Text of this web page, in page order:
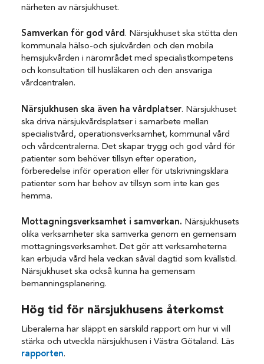
närheten av närsjukhuset.
Samverkan för god vård. Närsjukhuset ska stötta den
kommunala hälso-och sjukvården och den mobila
hemsjukvården i närområdet med specialistkompetens
och konsultation till husläkaren och den ansvariga
vårdcentralen.
Närsjukhusen ska även ha vårdplatser. Närsjukhuset
ska driva närsjukvårdsplatser i samarbete mellan
specialistvård, operationsverksamhet, kommunal vård
och vårdcentralerna. Det skapar trygg och god vård för
patienter som behöver tillsyn efter operation,
förberedelse inför operation eller för utskrivningsklara
patienter som har behov av tillsyn som inte kan ges
hemma.
Mottagningsverksamhet i samverkan. Närsjukhusets
olika verksamheter ska samverka genom en gemensam
mottagningsverksamhet. Det gör att verksamheterna
kan erbjuda vård hela veckan såväl dagtid som kvällstid.
Närsjukhuset ska också kunna ha gemensam
bemanningsplanering.
Hög tid för närsjukhusens återkomst
Liberalerna har släppt en särskild rapport om hur vi vill
stärka och utveckla närsjukhusen i Västra Götaland. Läs
rapporten.